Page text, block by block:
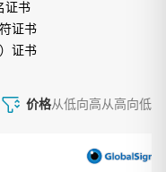
证书
证书
证书
价格从低向高从高向低